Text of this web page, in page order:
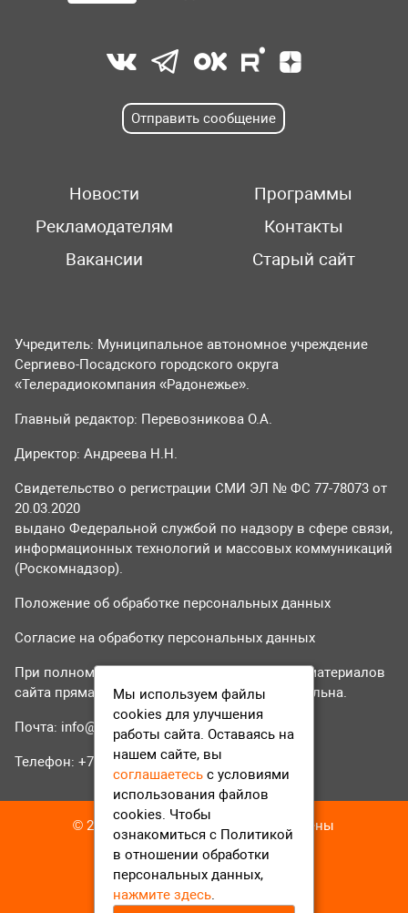
Отправить сообщение
Новости
Программы
Рекламодателям
Контакты
Вакансии
Старый сайт
Учредитель: Муниципальное автономное учреждение
Сергиево-Посадского городского округа
«Телерадиокомпания «Радонежье».
Главный редактор: Перевозникова О.А.
Директор: Андреева Н.Н.
Свидетельство о регистрации СМИ ЭЛ № ФС 77-78073 от
20.03.2020
выдано Федеральной службой по надзору в сфере связи,
информационных технологий и массовых коммуникаций
(Роскомнадзор).
Положение об обработке персональных данных
Согласие на обработку персональных данных
При полном или частичном использовании материалов
сайта прямая гиперссылка на tvr24.tv обязательна.
Почта: info@tvr24.tv
Телефон: +7 (496) 551-04-95
© 2016-2023 ТВР24 Все права защищены
Мы используем файлы
cookies для улучшения
работы сайта. Оставаясь на
нашем сайте, вы
соглашаетесь с условиями
использования файлов
cookies. Чтобы
ознакомиться с Политикой
в отношении обработки
персональных данных,
нажмите здесь.